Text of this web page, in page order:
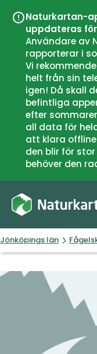
Naturkartan-
uppdateras
Användare av
rapporterar i
Vi
helt från sin
igen! Då skall
befintliga
efter
all data för
att klara
den blir för
behöver den
Jönköpings län